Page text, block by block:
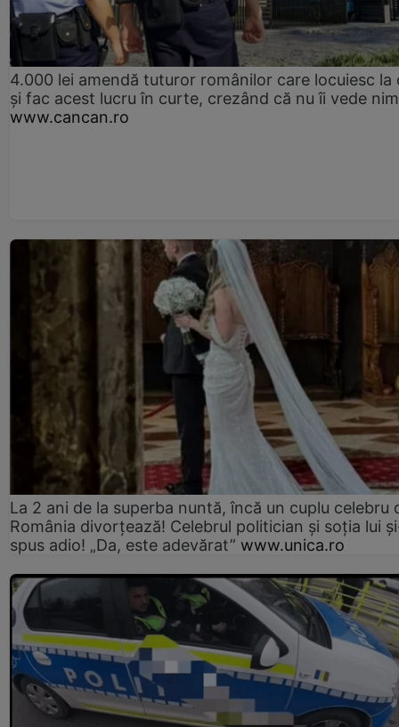
4.000 lei amendă tuturor românilor care locuiesc la
și fac acest lucru în curte, crezând că nu îi vede
www.cancan.ro
La 2 ani de la superba nuntă, încă un cuplu celebru
România divorțează! Celebrul politician și soția lui
spus adio! „Da, este adevărat” www.unica.ro